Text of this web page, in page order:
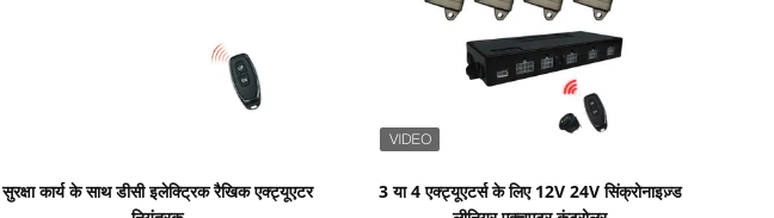
सुरक्षा कार्य के साथ डीसी इलेक्ट्रिक रैखिक एक्ट्यूएटर
3 या 4 एक्ट्यूएटर्स के लिए 12V 24V सिंक्रोनाइज़्ड